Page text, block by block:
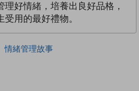
好情緒，培養出良好品格，
用的最好禮物。
情緒管理故事